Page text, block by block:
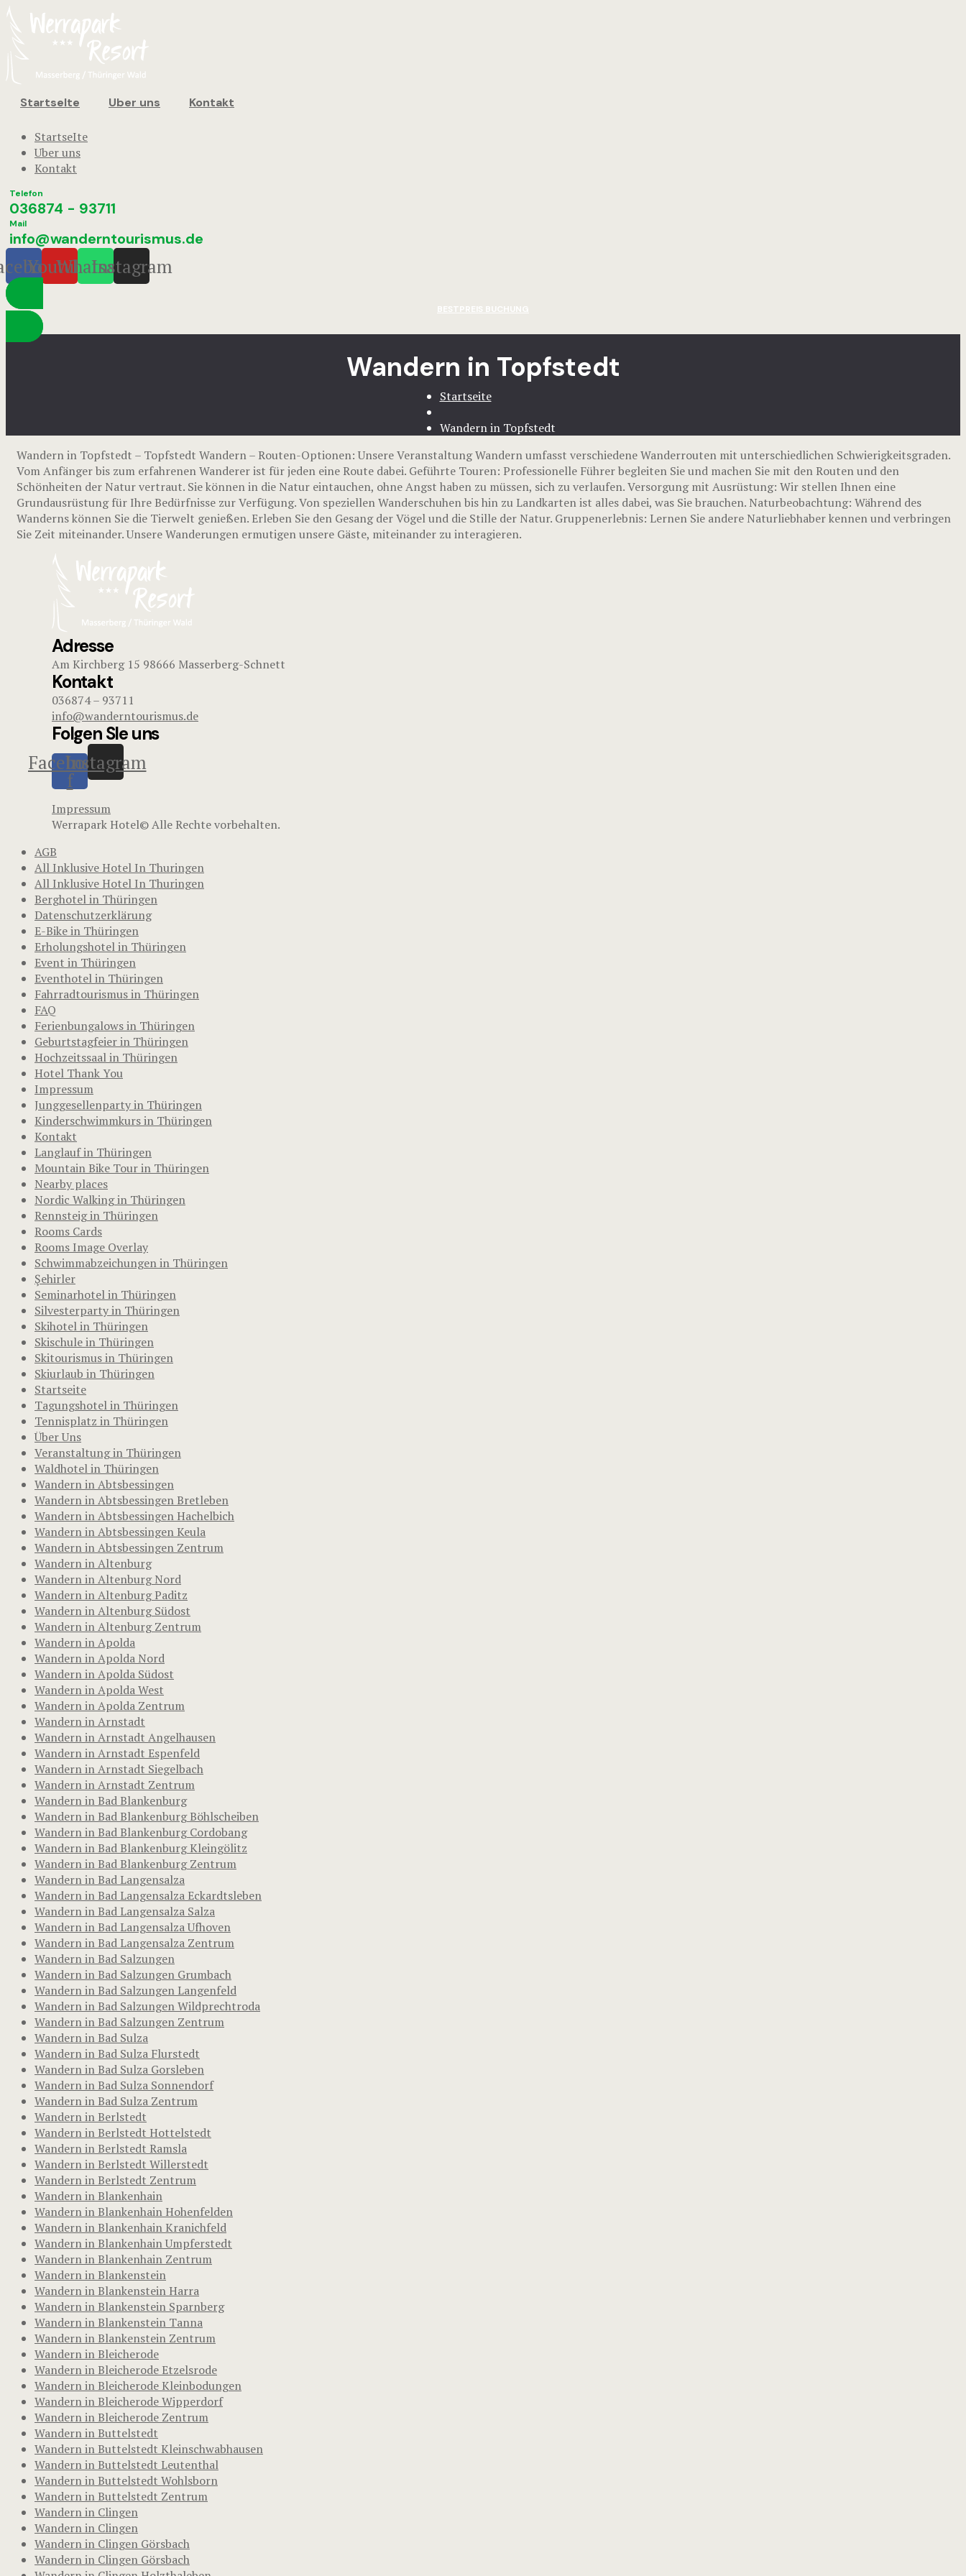
StartseIte Uber uns Kontakt
StartseIte
Uber uns
Kontakt
Telefon
036874 - 93711
Mail
info@wanderntourismus.de
Youtube
Whatsapp
Instagram
BESTPREIS BUCHUNG
Wandern in Topfstedt
Startseite
Wandern in Topfstedt
Wandern in Topfstedt – Topfstedt Wandern – Routen-Optionen: Unsere Veranstaltung Wandern umfasst verschiedene Wanderrouten mit unterschiedlichen Schwierigkeitsgraden.
Vom Anfänger bis zum erfahrenen Wanderer ist für jeden eine Route dabei. Geführte Touren: Professionelle Führer begleiten Sie und machen Sie mit den Routen und den
Schönheiten der Natur vertraut. Sie können in die Natur eintauchen, ohne Angst haben zu müssen, sich zu verlaufen. Versorgung mit Ausrüstung: Wir stellen Ihnen eine
Grundausrüstung für Ihre Bedürfnisse zur Verfügung. Von speziellen Wanderschuhen bis hin zu Landkarten ist alles dabei, was Sie brauchen. Naturbeobachtung: Während des
Wanderns können Sie die Tierwelt genießen. Erleben Sie den Gesang der Vögel und die Stille der Natur. Gruppenerlebnis: Lernen Sie andere Naturliebhaber kennen und verbringen
Sie Zeit miteinander. Unsere Wanderungen ermutigen unsere Gäste, miteinander zu interagieren.
Adresse
Am Kirchberg 15 98666 Masserberg-Schnett
Kontakt
036874 – 93711
info@wanderntourismus.de
Folgen SIe uns
Facebook-
f
Instagram
Impressum
Werrapark Hotel© Alle Rechte vorbehalten.
AGB
All Inklusive Hotel In Thuringen
All Inklusive Hotel In Thuringen
Berghotel in Thüringen
Datenschutzerklärung
E-Bike in Thüringen
Erholungshotel in Thüringen
Event in Thüringen
Eventhotel in Thüringen
Fahrradtourismus in Thüringen
FAQ
Ferienbungalows in Thüringen
Geburtstagfeier in Thüringen
Hochzeitssaal in Thüringen
Hotel Thank You
Impressum
Junggesellenparty in Thüringen
Kinderschwimmkurs in Thüringen
Kontakt
Langlauf in Thüringen
Mountain Bike Tour in Thüringen
Nearby places
Nordic Walking in Thüringen
Rennsteig in Thüringen
Rooms Cards
Rooms Image Overlay
Schwimmabzeichungen in Thüringen
Şehirler
Seminarhotel in Thüringen
Silvesterparty in Thüringen
Skihotel in Thüringen
Skischule in Thüringen
Skitourismus in Thüringen
Skiurlaub in Thüringen
Startseite
Tagungshotel in Thüringen
Tennisplatz in Thüringen
Über Uns
Veranstaltung in Thüringen
Waldhotel in Thüringen
Wandern in Abtsbessingen
Wandern in Abtsbessingen Bretleben
Wandern in Abtsbessingen Hachelbich
Wandern in Abtsbessingen Keula
Wandern in Abtsbessingen Zentrum
Wandern in Altenburg
Wandern in Altenburg Nord
Wandern in Altenburg Paditz
Wandern in Altenburg Südost
Wandern in Altenburg Zentrum
Wandern in Apolda
Wandern in Apolda Nord
Wandern in Apolda Südost
Wandern in Apolda West
Wandern in Apolda Zentrum
Wandern in Arnstadt
Wandern in Arnstadt Angelhausen
Wandern in Arnstadt Espenfeld
Wandern in Arnstadt Siegelbach
Wandern in Arnstadt Zentrum
Wandern in Bad Blankenburg
Wandern in Bad Blankenburg Böhlscheiben
Wandern in Bad Blankenburg Cordobang
Wandern in Bad Blankenburg Kleingölitz
Wandern in Bad Blankenburg Zentrum
Wandern in Bad Langensalza
Wandern in Bad Langensalza Eckardtsleben
Wandern in Bad Langensalza Salza
Wandern in Bad Langensalza Ufhoven
Wandern in Bad Langensalza Zentrum
Wandern in Bad Salzungen
Wandern in Bad Salzungen Grumbach
Wandern in Bad Salzungen Langenfeld
Wandern in Bad Salzungen Wildprechtroda
Wandern in Bad Salzungen Zentrum
Wandern in Bad Sulza
Wandern in Bad Sulza Flurstedt
Wandern in Bad Sulza Gorsleben
Wandern in Bad Sulza Sonnendorf
Wandern in Bad Sulza Zentrum
Wandern in Berlstedt
Wandern in Berlstedt Hottelstedt
Wandern in Berlstedt Ramsla
Wandern in Berlstedt Willerstedt
Wandern in Berlstedt Zentrum
Wandern in Blankenhain
Wandern in Blankenhain Hohenfelden
Wandern in Blankenhain Kranichfeld
Wandern in Blankenhain Umpferstedt
Wandern in Blankenhain Zentrum
Wandern in Blankenstein
Wandern in Blankenstein Harra
Wandern in Blankenstein Sparnberg
Wandern in Blankenstein Tanna
Wandern in Blankenstein Zentrum
Wandern in Bleicherode
Wandern in Bleicherode Etzelsrode
Wandern in Bleicherode Kleinbodungen
Wandern in Bleicherode Wipperdorf
Wandern in Bleicherode Zentrum
Wandern in Buttelstedt
Wandern in Buttelstedt Kleinschwabhausen
Wandern in Buttelstedt Leutenthal
Wandern in Buttelstedt Wohlsborn
Wandern in Buttelstedt Zentrum
Wandern in Clingen
Wandern in Clingen
Wandern in Clingen Görsbach
Wandern in Clingen Görsbach